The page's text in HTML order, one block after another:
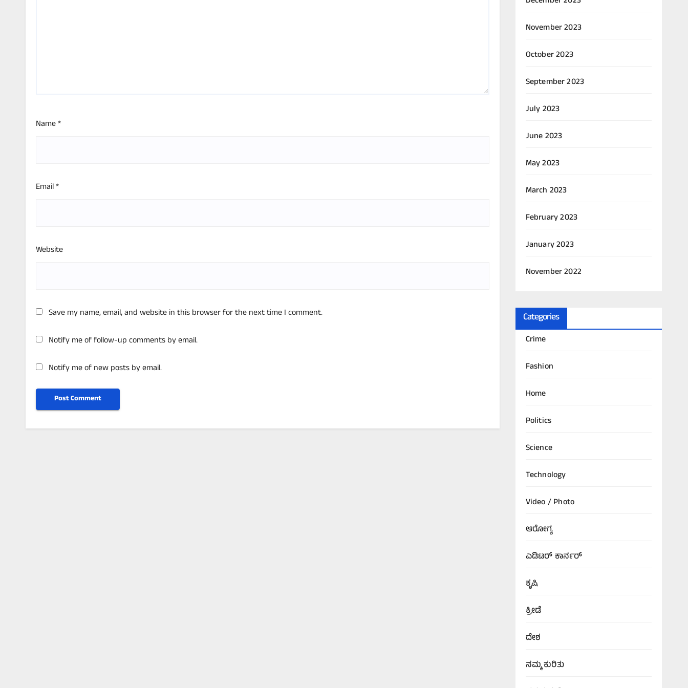
Name*
Email*
Website
Save my name, email, and website in this browser for the next time I comment.
Notify me of follow-up comments by email.
Notify me of new posts by email.
November 2023
October 2023
September 2023
July 2023
June 2023
May 2023
March 2023
February 2023
January 2023
November 2022
Categories
Crime
Fashion
Home
Politics
Science
Technology
Video / Photo
ಆರೋಗ್ಯ
ಎಡಿಟರ್‌ ಕಾರ್ನರ್
ಕೃಷಿ
ಕ್ರೀಡೆ
ದೇಶ
ನಮ್ಮ ಕುರಿತು